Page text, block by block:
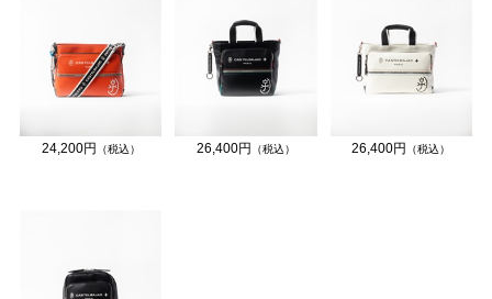
24,200円 （税込） 26,400円 （税込） 26,400円 （税込）